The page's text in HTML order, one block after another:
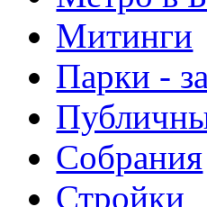
Митинги
Парки -
Собрания
Стройки